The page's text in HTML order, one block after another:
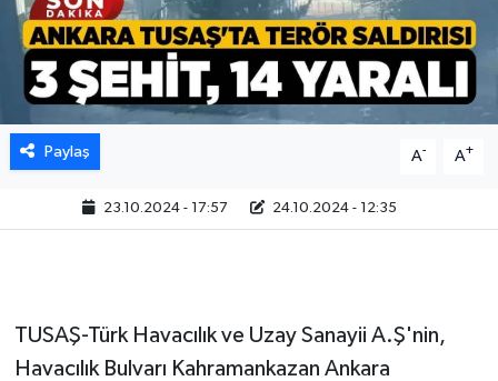
Paylaş A- A+
23.10.2024 - 17:57 24.10.2024 - 12:35
TUSAŞ-Türk Havacılık ve Uzay Sanayii A.Ş'nin,
Havacılık Bulvarı Kahramankazan Ankara